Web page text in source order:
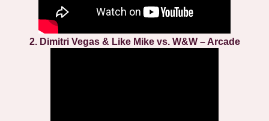
2. Dimitri Vegas & Like Mike vs. W&W – Arcade